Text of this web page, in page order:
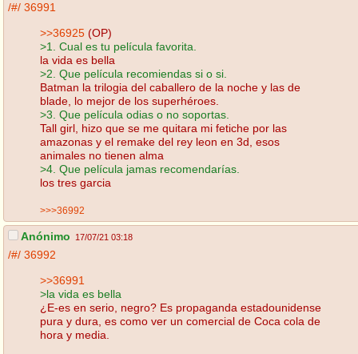
/#/ 36991
>>36925 (OP)
>1. Cual es tu película favorita.
la vida es bella
>2. Que película recomiendas si o si.
Batman la trilogia del caballero de la noche y las de
blade, lo mejor de los superhéroes.
>3. Que película odias o no soportas.
Tall girl, hizo que se me quitara mi fetiche por las
amazonas y el remake del rey leon en 3d, esos
animales no tienen alma
>4. Que película jamas recomendarías.
los tres garcia
>>>36992
Anónimo 17/07/21 03:18
/#/ 36992
>>36991
>la vida es bella
¿E-es en serio, negro? Es propaganda estadounidense
pura y dura, es como ver un comercial de Coca cola de
hora y media.